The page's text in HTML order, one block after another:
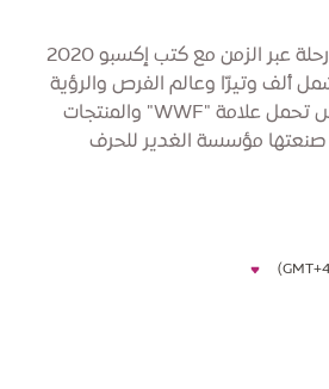
استمتع بالانطلاق في رحلة عبر الزمن مع كتب إكسبو 2020
ألف وتيرّا وعالم الفرص والرؤية
والوصل. وتسوق ملابس تحمل علامة "WWF" والمنتجات
صنعتها مؤسسة الغدير للحرف